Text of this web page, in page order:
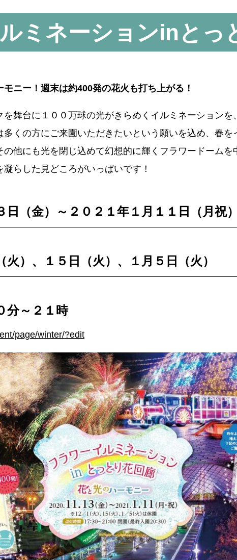
ミネーションinとっ
ニー！週末は約400発の花火も打ち上がる！
舞台に１００万球の光がきらめくイルミネーション
くの方にご来園いただきたいという願いを込め、春を
他にも光を閉じ込めて幻想的に輝くフラワードームを
らした見どころがいっぱいです！
（金）～２０２１年１月１１日（月祝）
）、１５日（火）、１月５日（火）
分～２１時
page/winter/?edit